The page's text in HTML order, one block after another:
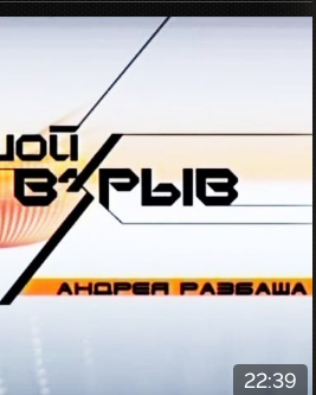
22:39